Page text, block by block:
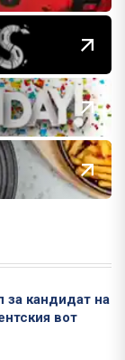
за кандидат на
вот